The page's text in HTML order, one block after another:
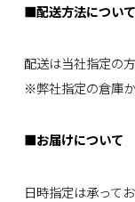
■配送方法について
配送は当社指定の
※弊社指定の倉庫か
■お届けについて
日時指定は承って